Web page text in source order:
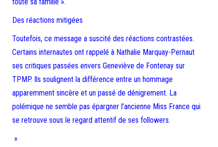
Des réactions mitigées
Toutefois, ce message a suscité des réactions contrastées.
Certains internautes ont rappelé à Nathalie Marquay-Pernaut
ses critiques passées envers Geneviève de Fontenay sur
TPMP. Ils soulignent la différence entre un hommage
apparemment sincère et un passé de dénigrement. La
polémique ne semble pas épargner l’ancienne Miss France qui
se retrouve sous le regard attentif de ses followers.
»